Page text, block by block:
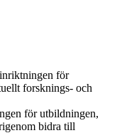
för
forsknings- och
för utbildningen,
bidra till